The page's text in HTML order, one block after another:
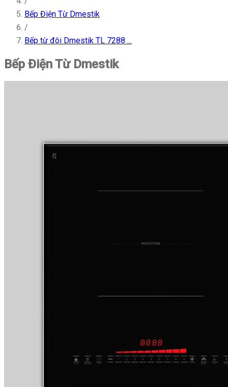
Bếp Điện Từ Dmestik
/
Bếp từ đôi Dmestik TL 7288 ...
Bếp Điện Từ Dmestik